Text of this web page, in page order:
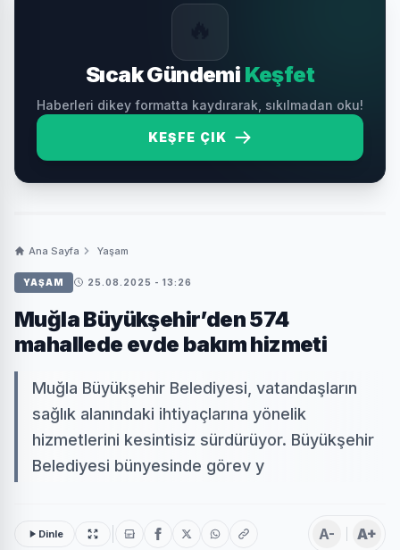
Sıcak Gündemi Keşfet
Haberleri dikey formatta kaydırarak, sıkılmadan oku!
KEŞFE ÇIK
Ana Sayfa Yaşam
YAŞAM 25.08.2025 - 13:26
Muğla Büyükşehir’den 574
mahallede evde bakım hizmeti
Muğla Büyükşehir Belediyesi, vatandaşların
sağlık alanındaki ihtiyaçlarına yönelik
hizmetlerini kesintisiz sürdürüyor. Büyükşehir
Belediyesi bünyesinde görev y
Dinle A- A+